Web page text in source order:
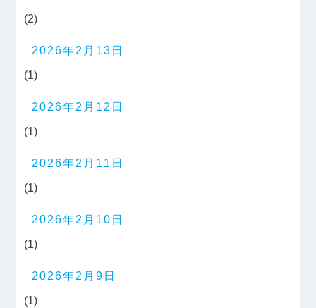
(2)
2026年2月13日
(1)
2026年2月12日
(1)
2026年2月11日
(1)
2026年2月10日
(1)
2026年2月9日
(1)